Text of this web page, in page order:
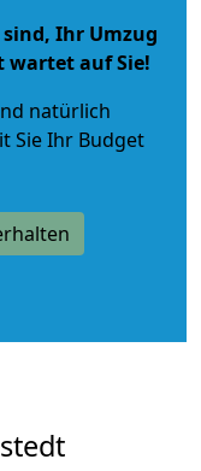
Ihr Umzug
wartet auf Sie!
natürlich
Sie Ihr Budget